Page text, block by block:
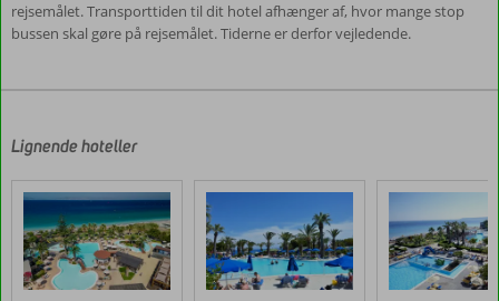
rejsemålet. Transporttiden til dit hotel afhænger af, hvor mange stop
bussen skal gøre på rejsemålet. Tiderne er derfor vejledende.
af
kunder
deres
ophold
på
Lignende hoteller